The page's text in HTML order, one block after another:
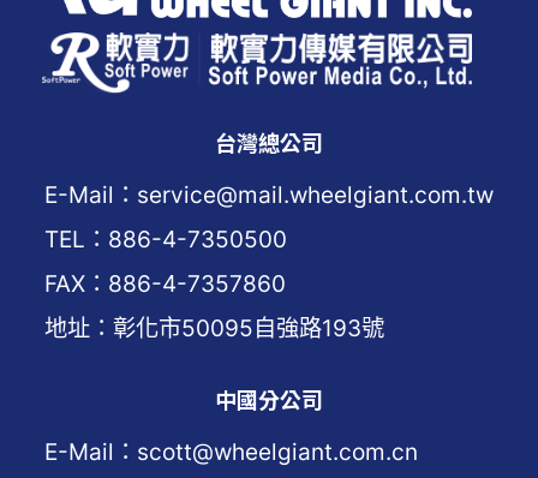
台灣總公司
E-Mail：service@mail.wheelgiant.com.tw
TEL：886-4-7350500
FAX：886-4-7357860
地址：彰化市50095自強路193號
中國分公司
E-Mail：scott@wheelgiant.com.cn